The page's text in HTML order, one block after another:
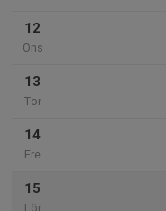
12
Ons
13
Tor
14
Fre
15
Lör